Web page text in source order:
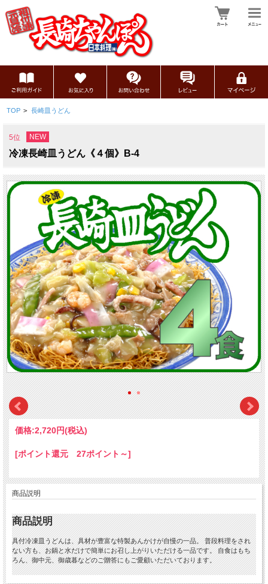
TOP > 長崎皿うどん
5位 NEW
冷凍長崎皿うどん《４個》B-4
価格:2,720円(税込)
[ポイント還元 27ポイント～]
商品説明
商品説明
具付冷凍皿うどんは、具材が豊富な特製あんかけが自慢の一品。 普段料理をされ
ない方も、お鍋と水だけで簡単にお召し上がりいただける一品です。 自食はもち
ろん、御中元、御歳暮などのご贈答にもご愛顧いただいております。